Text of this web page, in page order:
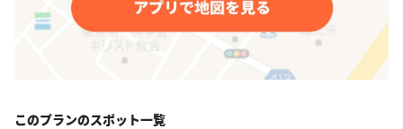
このプランのスポット一覧